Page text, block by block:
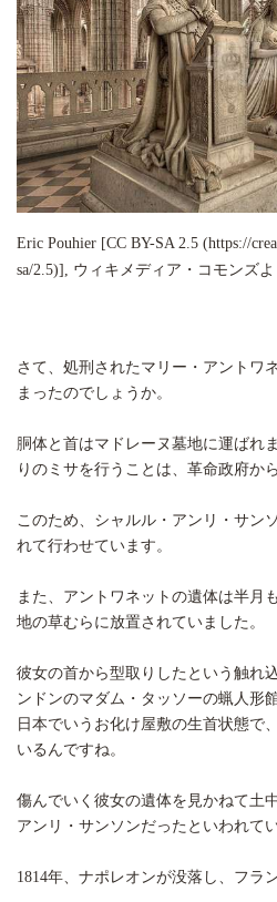
Eric Pouhier [CC BY-SA 2.5 (https://
sa/2.5)], ウィキメディア・コモンズよ
さて、処刑されたマリー・アントワ
まったのでしょうか。
胴体と首はマドレーヌ墓地に運ばれ
りのミサを行うことは、革命政府か
このため、シャルル・アンリ・サン
れて行わせています。
また、アントワネットの遺体は半月
地の草むらに放置されていました。
彼女の首から型取りしたという触れ
ンドンのマダム・タッソーの蝋人形
日本でいうお化け屋敷の生首状態で
いるんですね。
傷んでいく彼女の遺体を見かねて土
アンリ・サンソンだったといわれてい
1814年、ナポレオンが没落し、フラ